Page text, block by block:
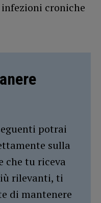
croniche
potrai
sulla
che tu riceva
rilevanti, ti
di mantenere